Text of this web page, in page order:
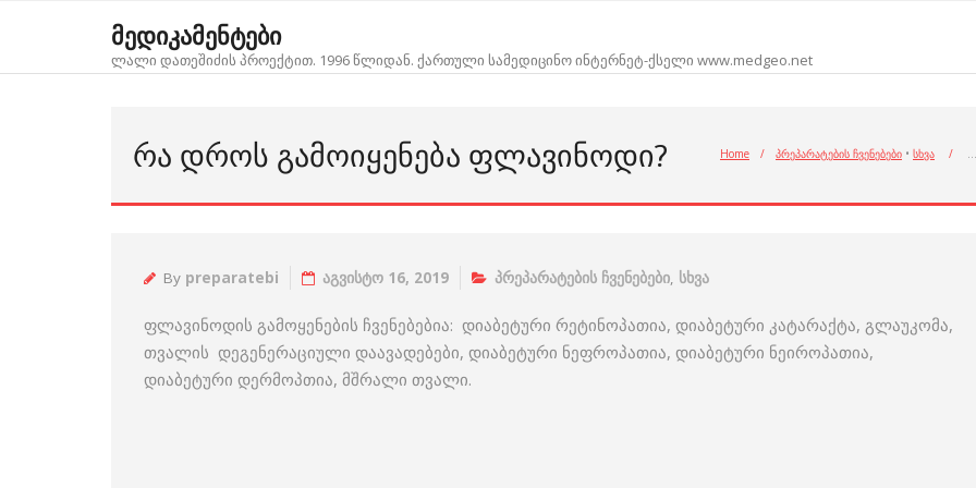
მედიკამენტები
ლალი დათეშიძის პროექტით. 1996 წლიდან. ქართული სამედიცინო ინტერნეტ-ქსელი www.medgeo.net
ᲠᲐ ᲓᲠᲝᲡ ᲒᲐᲛᲝᲘᲧᲔᲜᲔᲑᲐ ᲤᲚᲐᲕᲘᲜᲝᲓᲘ? Home / პრეპარატების ჩვენებები • სხვა / …
By preparatebi აგვისტო 16, 2019 პრეპარატების ჩვენებები, სხვა
ფლავინოდის გამოყენების ჩვენებებია: დიაბეტური რეტინოპათია, დიაბეტური კატარაქტა, გლაუკომა,
თვალის დეგენერაციული დაავადებები, დიაბეტური ნეფროპათია, დიაბეტური ნეიროპათია,
დიაბეტური დერმოპთია, მშრალი თვალი.